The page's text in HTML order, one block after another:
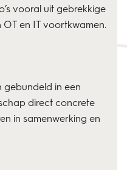
vooral uit gebrekkige
en IT voortkwamen.
gebundeld in een
direct concrete
in samenwerking en